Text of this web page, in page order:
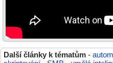
Další články k tématům -